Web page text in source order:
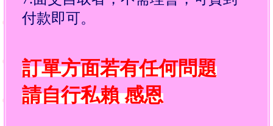
付款即可。
訂單方面若有任何問題
請自行私賴感恩